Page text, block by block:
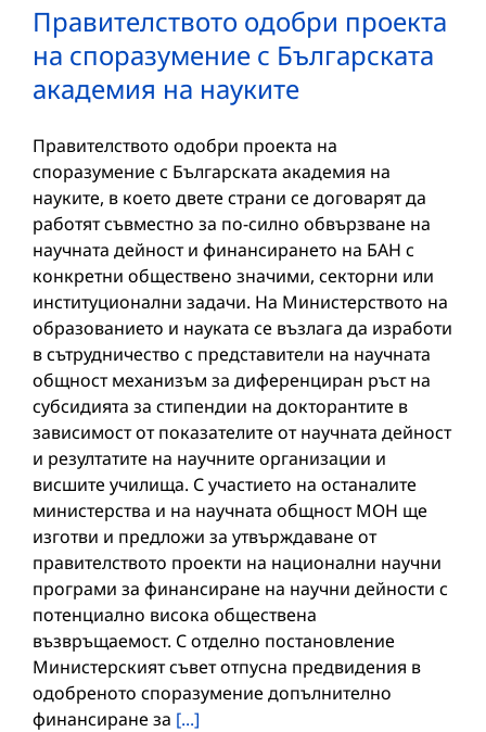
Правителството одобри проекта
на споразумение с Българската
академия на науките
Правителството одобри проекта на
споразумение с Българската академия на
науките, в което двете страни се договарят да
работят съвместно за по-силно обвързване на
научната дейност и финансирането на БАН с
конкретни обществено значими, секторни или
институционални задачи. На Министерството на
образованието и науката се възлага да изработи
в сътрудничество с представители на научната
общност механизъм за диференциран ръст на
субсидията за стипендии на докторантите в
зависимост от показателите от научната дейност
и резултатите на научните организации и
висшите училища. С участието на останалите
министерства и на научната общност МОН ще
изготви и предложи за утвърждаване от
правителството проекти на национални научни
програми за финансиране на научни дейности с
потенциално висока обществена
възвръщаемост. С отделно постановление
Министерският съвет отпусна предвидения в
одобреното споразумение допълнително
финансиране за [...]